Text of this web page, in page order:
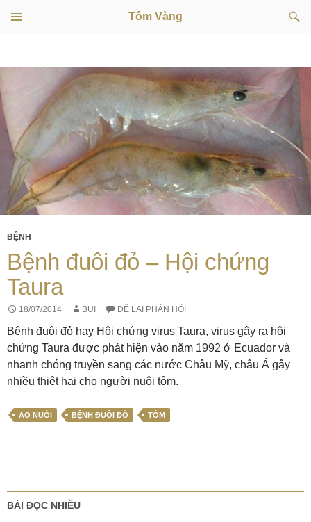
Tôm Vàng
kiếm
BỆNH
Bệnh đuôi đỏ – Hội chứng
Taura
18/07/2014 BUI ĐỂ LẠI PHẢN HỒI
Bệnh đuôi đỏ hay Hội chứng virus Taura, virus gây ra hội
chứng Taura được phát hiện vào năm 1992 ở Ecuador và
nhanh chóng truyền sang các nước Châu Mỹ, châu Á gây
nhiều thiệt hại cho người nuôi tôm.
AO NUÔI BỆNH ĐUÔI ĐỎ TÔM
BÀI ĐỌC NHIỀU